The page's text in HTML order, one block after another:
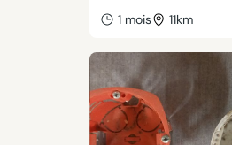
1 mois 11km